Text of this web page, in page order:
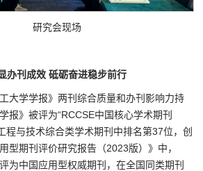
研究会现场
办刊成效 砥砺奋进稳步前行
大学学报》两刊综合质量和办刊影响力持
报》被评为“RCCSE中国核心学术期刊
程与技术综合类学术期刊中排名第37位，创
型期刊评价研究报告（2023版）》中，
为中国应用型权威期刊，在全国同类期刊